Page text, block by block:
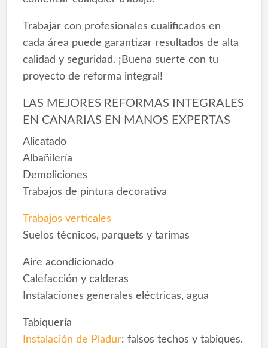
Trabajar con profesionales cualificados en
cada área puede garantizar resultados de alta
calidad y seguridad. ¡Buena suerte con tu
proyecto de reforma integral!
LAS MEJORES REFORMAS INTEGRALES
EN CANARIAS EN MANOS EXPERTAS
Alicatado
Albañilería
Demoliciones
Trabajos de pintura decorativa
Trabajos verticales
Suelos técnicos, parquets y tarimas
Aire acondicionado
Calefacción y calderas
Instalaciones generales eléctricas, agua
Tabiquería
Instalación de Pladur: falsos techos y tabiques.